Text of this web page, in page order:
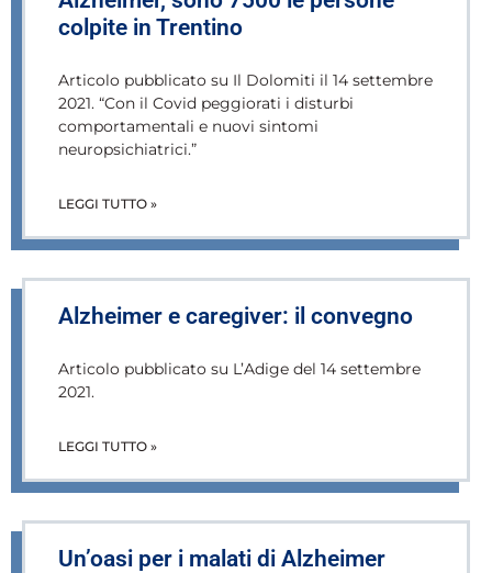
colpite in Trentino
Articolo pubblicato su Il Dolomiti il 14 settembre
2021. “Con il Covid peggiorati i disturbi
comportamentali e nuovi sintomi
neuropsichiatrici.”
LEGGI TUTTO »
Alzheimer e caregiver: il convegno
Articolo pubblicato su L’Adige del 14 settembre
2021.
LEGGI TUTTO »
Un’oasi per i malati di Alzheimer